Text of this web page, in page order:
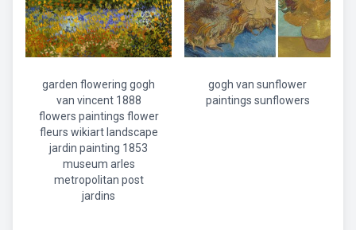
garden flowering gogh
van vincent 1888
flowers paintings flower
fleurs wikiart landscape
jardin painting 1853
museum arles
metropolitan post
jardins
gogh van sunflower
paintings sunflowers